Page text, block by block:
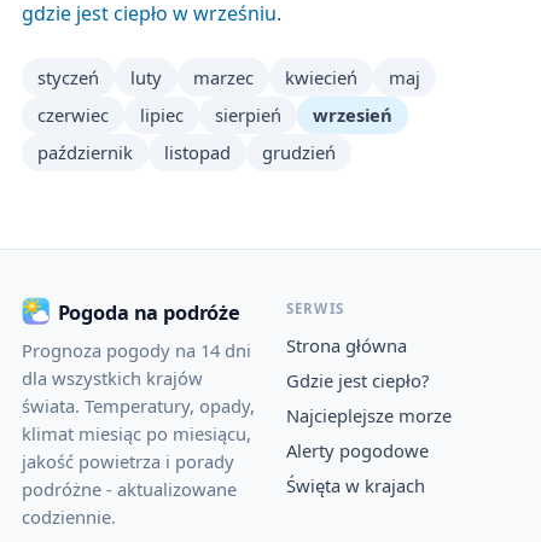
gdzie jest ciepło w wrześniu.
styczeń luty marzec kwiecień
maj
czerwiec
lipiec sierpień
wrzesień
październik
listopad grudzień
Pogoda na podróże
Prognoza pogody na 14 dni
dla wszystkich krajów
świata. Temperatury, opady,
klimat miesiąc po miesiącu,
jakość powietrza i porady
podróżne - aktualizowane
codziennie.
SERWIS
Strona główna
Gdzie jest ciepło?
Najcieplejsze morze
Alerty pogodowe
Święta w krajach